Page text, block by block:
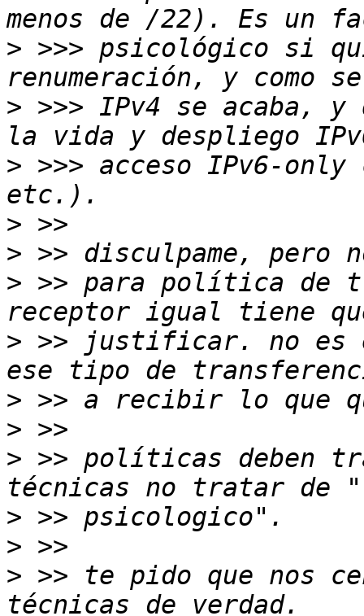
> >>> psicológico si
> >>> IPv4 se acaba, y
> >>> acceso IPv6-only
>
>
> >> para política de
> >> justificar. no es
>
>
> >> políticas deben
>
>
> >> te pido que nos